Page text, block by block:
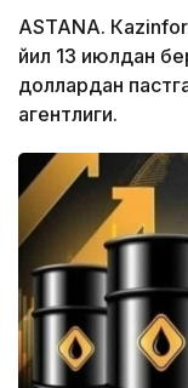
ASTANА.
йил 13 июлдан
доллардан
агентлиги.